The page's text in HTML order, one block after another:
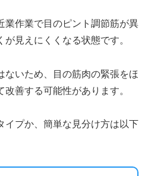
業作業で目のピント調節筋が異
見えにくくなる状態です。
ないため、目の筋肉の緊張をほ
善する可能性があります。
イプか、簡単な見分け方は以下